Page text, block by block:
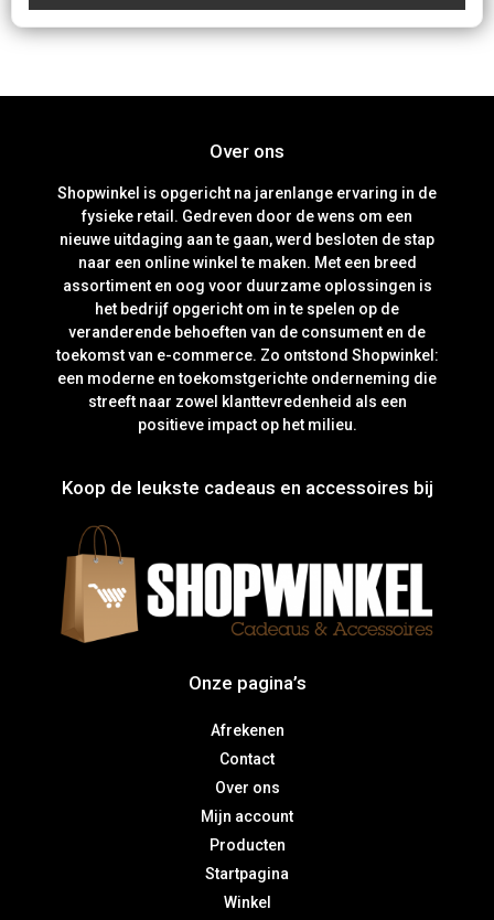
Over ons
Shopwinkel is opgericht na jarenlange ervaring in de
fysieke retail. Gedreven door de wens om een
nieuwe uitdaging aan te gaan, werd besloten de stap
naar een online winkel te maken. Met een breed
assortiment en oog voor duurzame oplossingen is
het bedrijf opgericht om in te spelen op de
veranderende behoeften van de consument en de
toekomst van e-commerce. Zo ontstond Shopwinkel:
een moderne en toekomstgerichte onderneming die
streeft naar zowel klanttevredenheid als een
positieve impact op het milieu.
Koop de leukste cadeaus en accessoires bij
Onze pagina’s
Afrekenen
Contact
Over ons
Mijn account
Producten
Startpagina
Winkel